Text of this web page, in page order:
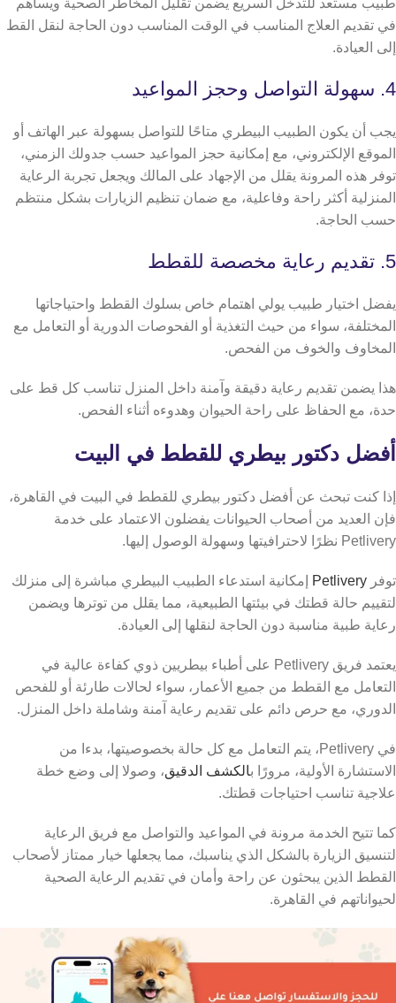
طبيب مستعد للتدخل السريع يضمن تقليل المخاطر الصحية ويساهم
في تقديم العلاج المناسب في الوقت المناسب دون الحاجة لنقل القط
إلى العيادة.
4. سهولة التواصل وحجز المواعيد
يجب أن يكون الطبيب البيطري متاحًا للتواصل بسهولة عبر الهاتف أو
الموقع الإلكتروني، مع إمكانية حجز المواعيد حسب جدولك الزمني،
توفر هذه المرونة يقلل من الإجهاد على المالك ويجعل تجربة الرعاية
المنزلية أكثر راحة وفاعلية، مع ضمان تنظيم الزيارات بشكل منتظم
حسب الحاجة.
5. تقديم رعاية مخصصة للقطط
يفضل اختيار طبيب يولي اهتمام خاص بسلوك القطط واحتياجاتها
المختلفة، سواء من حيث التغذية أو الفحوصات الدورية أو التعامل مع
المخاوف والخوف من الفحص.
هذا يضمن تقديم رعاية دقيقة وآمنة داخل المنزل تناسب كل قط على
حدة، مع الحفاظ على راحة الحيوان وهدوءه أثناء الفحص.
أفضل دكتور بيطري للقطط في البيت
إذا كنت تبحث عن أفضل دكتور بيطري للقطط في البيت في القاهرة،
فإن العديد من أصحاب الحيوانات يفضلون الاعتماد على خدمة
Petlivery نظرًا لاحترافيتها وسهولة الوصول إليها.
توفر Petlivery
إمكانية استدعاء الطبيب البيطري مباشرة إلى منزلك
لتقييم حالة قطتك في بيئتها الطبيعية، مما يقلل من توترها ويضمن
رعاية طبية مناسبة دون الحاجة لنقلها إلى العيادة.
يعتمد فريق Petlivery على أطباء بيطريين ذوي كفاءة عالية في
التعامل مع القطط من جميع الأعمار، سواء لحالات طارئة أو للفحص
الدوري، مع حرص دائم على تقديم رعاية آمنة وشاملة داخل المنزل.
في Petlivery، يتم التعامل مع كل حالة بخصوصيتها، بدءا من
الاستشارة الأولية، مرورًا بالكشف الدقيق، وصولا إلى وضع خطة
علاجية تناسب احتياجات قطتك.
كما تتيح الخدمة مرونة في المواعيد والتواصل مع فريق الرعاية
لتنسيق الزيارة بالشكل الذي يناسبك، مما يجعلها خيار ممتاز لأصحاب
القطط الذين يبحثون عن راحة وأمان في تقديم الرعاية الصحية
لحيواناتهم في القاهرة.